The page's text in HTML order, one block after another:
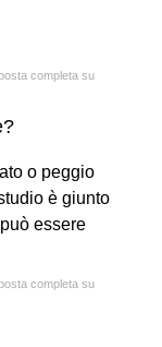
completa su
o peggio
è giunto
essere
completa su